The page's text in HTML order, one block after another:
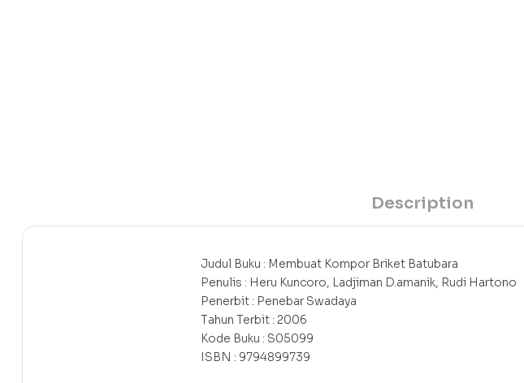
Description
Judul Buku : Membuat Kompor Briket Batubara
Penulis : Heru Kuncoro, Ladjiman D.amanik, Rudi Hartono
Penerbit : Penebar Swadaya
Tahun Terbit : 2006
Kode Buku : S05099
ISBN : 9794899739